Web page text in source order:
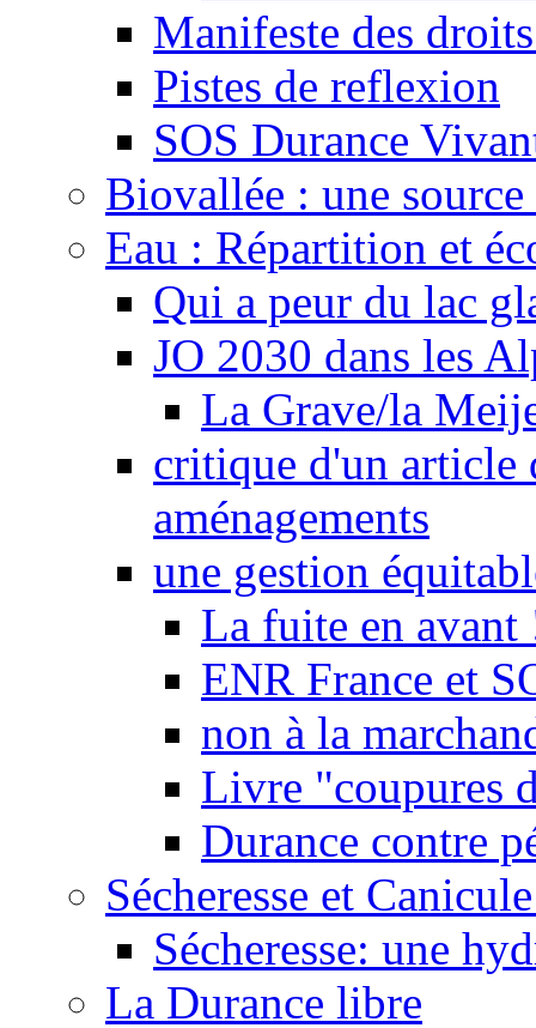
Manifeste des
Pistes de reflexion
SOS Durance
Biovallée : une
Eau : Répartition et
Qui a peur du lac
JO 2030 dans les
La Grave/la
critique d'un article
aménagements
une gestion
La fuite en avant
ENR France et
non à la
Livre "coupures
Durance contre
Sécheresse et
Sécheresse: une
La Durance libre